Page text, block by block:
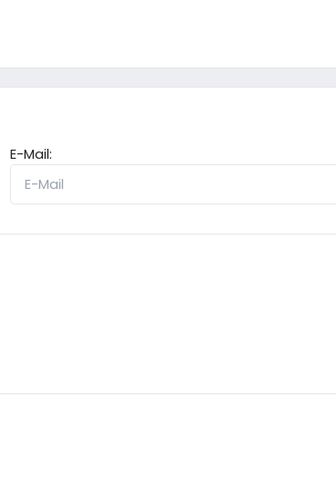
E-Mail: